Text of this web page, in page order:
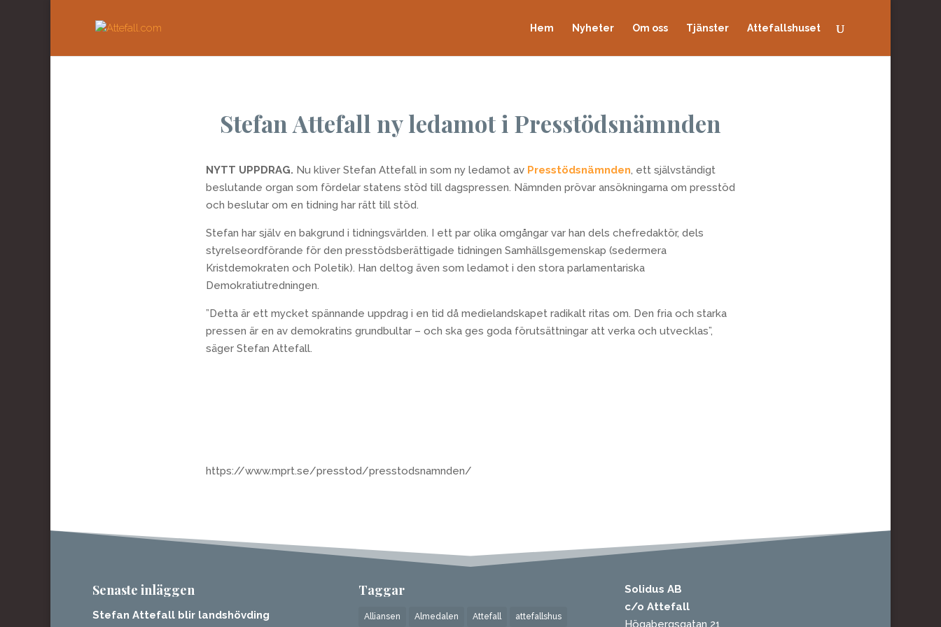
Hem Nyheter Om oss Tjänster Attefallshuset
Stefan Attefall ny ledamot i Presstödsnämnden
NYTT UPPDRAG. Nu kliver Stefan Attefall in som ny ledamot av Presstödsnämnden, ett självständigt
beslutande organ som fördelar statens stöd till dagspressen. Nämnden prövar ansökningarna om presstöd
och beslutar om en tidning har rätt till stöd.
Stefan har själv en bakgrund i tidningsvärlden. I ett par olika omgångar var han dels chefredaktör, dels
styrelseordförande för den presstödsberättigade tidningen Samhällsgemenskap (sedermera
Kristdemokraten och Poletik). Han deltog även som ledamot i den stora parlamentariska
Demokratiutredningen.
”Detta är ett mycket spännande uppdrag i en tid då medielandskapet radikalt ritas om. Den fria och starka
pressen är en av demokratins grundbultar – och ska ges goda förutsättningar att verka och utvecklas”,
säger Stefan Attefall.
https://www.mprt.se/presstod/presstodsnamnden/
Senaste inläggen
Stefan Attefall blir landshövding
Taggar
Alliansen Almedalen Attefall attefallshus
Solidus AB
c/o Attefall
Högabergsgatan 21